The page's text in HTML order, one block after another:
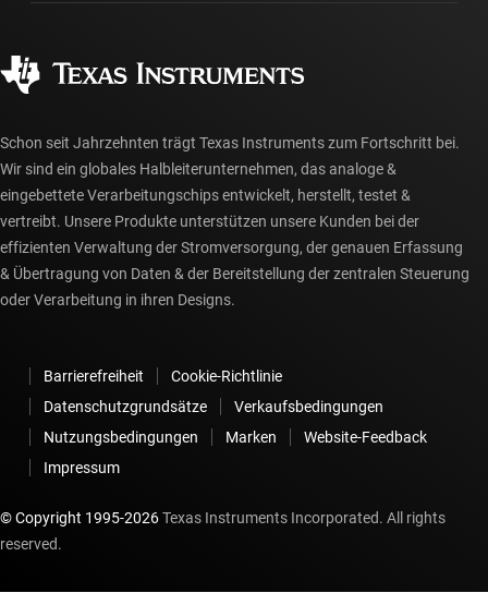
Fertigung
myTI-Konto FAQs
Häufig gestellte Fragen zu Bestellungen
Schon seit Jahrzehnten trägt Texas Instruments zum Fortschritt bei.
Wir sind ein globales Halbleiterunternehmen, das analoge &
eingebettete Verarbeitungschips entwickelt, herstellt, testet &
vertreibt. Unsere Produkte unterstützen unsere Kunden bei der
effizienten Verwaltung der Stromversorgung, der genauen Erfassung
& Übertragung von Daten & der Bereitstellung der zentralen Steuerung
oder Verarbeitung in ihren Designs.
Barrierefreiheit
Cookie-Richtlinie
Datenschutzgrundsätze
Verkaufsbedingungen
Nutzungsbedingungen
Marken
Website-Feedback
Impressum
© Copyright 1995-2026Texas Instruments Incorporated. All rights
reserved.